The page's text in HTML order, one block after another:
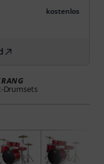
kostenlos
Drumsets